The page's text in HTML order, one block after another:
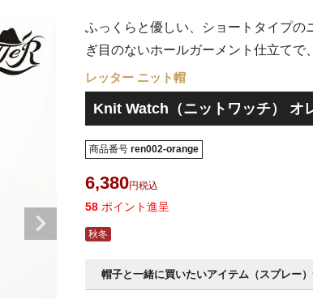
ふっくらと優しい、ショートタイプの
ぎ目のないホールガーメント仕立てで
レッター ニット帽
Knit Watch（ニットワッチ） オ
商品番号 ren002-orange
6,380 税込
58 ポイント進呈
秋冬
帽子と一緒に買いたいアイテム（スプレー）